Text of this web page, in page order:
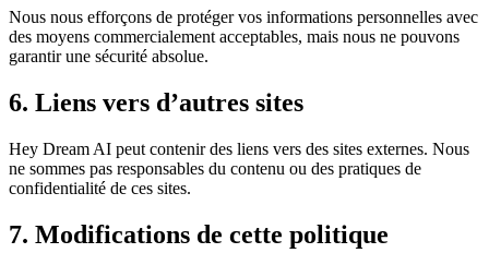
Nous nous efforçons de protéger vos informations personnelles avec
des moyens commercialement acceptables, mais nous ne pouvons
garantir une sécurité absolue.
6. Liens vers d’autres sites
Hey Dream AI peut contenir des liens vers des sites externes. Nous
ne sommes pas responsables du contenu ou des pratiques de
confidentialité de ces sites.
7. Modifications de cette politique